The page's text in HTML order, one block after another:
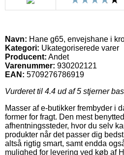
Navn: Hane g65, envejshane i
Kategori: Ukategoriserede varer
Producent: Andet
Varenummer: 930202121
EAN: 5709276786919
Vurderet til 4.4 ud af 5 stjerner
Masser af e-butikker frembyder i
former for fragt. Den mest
afhentningssteder, hvor du selv
produkter når det passer dig
altså rigtig smart, samt endda
mulighed for levering ved køb af